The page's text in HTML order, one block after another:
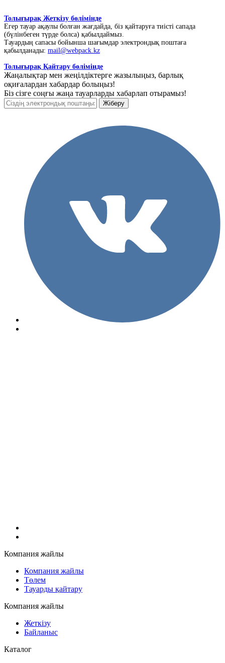
Толығырақ Жеткізу бөлімінде
Егер тауар ақаулы болған жағдайда, біз қайтаруға тиісті сапада
(бүлінбеген түрде болса) қабылдаймыз.
Тауардың сапасы бойынша шағымдар электрондық поштаға
қабылданады: mail@webpack.kz
Толығырақ Қайтару бөлімінде
Жаңалықтар мен жеңілдіктерге жазылыңыз, барлық
оқиғалардан хабардар болыңыз!
Біз сізге соңғы жаңа тауарларды хабарлап отырамыз!
Компания жайлы
Компания жайлы
Төлем
Тауарды қайтару
Компания жайлы
Жеткізу
Байланыс
Каталог